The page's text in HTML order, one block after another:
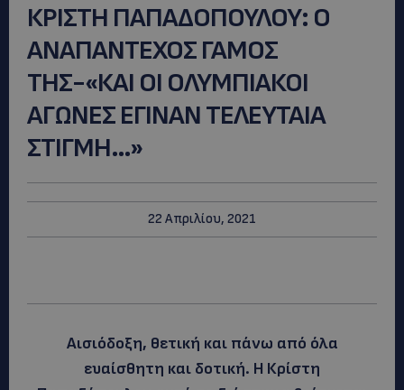
ΚΡΙΣΤΗ ΠΑΠΑΔΟΠΟΥΛΟΥ: Ο
ΑΝΑΠΑΝΤΕΧΟΣ ΓΑΜΟΣ
ΤΗΣ-«ΚΑΙ ΟΙ ΟΛΥΜΠΙΑΚΟΙ
ΑΓΩΝΕΣ ΕΓΙΝΑΝ ΤΕΛΕΥΤΑΙΑ
ΣΤΙΓΜΗ…»
22 Απριλίου, 2021
Αισιόδοξη, θετική και πάνω από όλα
ευαίσθητη και δοτική. Η Κρίστη